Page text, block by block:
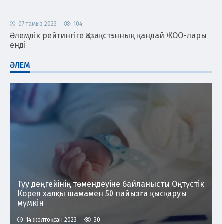
07 тамыз 2023 104
Әлемдік рейтингіге Қазақстанның қандай ЖОО-лары
енді
ӘЛЕМ
Туу деңгейінің төмендеуіне байланысты Оңтүстік
Корея халқы шамамен 50 пайызға қысқаруы
мүмкін
14 желтоқсан 2023 30